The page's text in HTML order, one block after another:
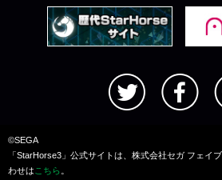
©SEGA
「StarHorse3」公式サイトは、株式会社セガ フェイ
わせはこちら。